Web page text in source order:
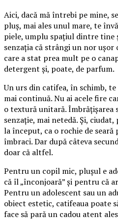
Aici, dacă mă întrebi pe mine,
pluș, mai ales unul mare, te
piele, umplu spațiul dintre tine
senzația că strângi un nor
care a stat prea mult pe o
detergent și, poate, de parfum.
Un urs din catifea, în schimb,
mai continuă. Nu ai acele fire
o textură unitară. Îmbrățișarea
senzație, mai netedă. Și,
la început, ca o rochie de
îmbraci. Dar după câteva
doar că altfel.
Pentru un copil mic, plușul e
că îl „înconjoară” și pentru că
Pentru un adolescent sau un
obiect estetic, catifeaua poate
face să pară un cadou atent